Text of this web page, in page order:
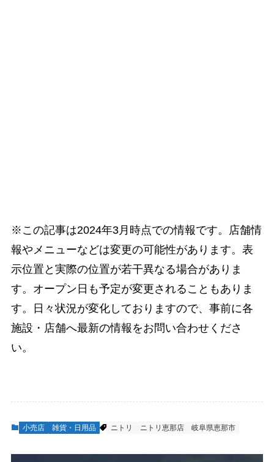
※この記事は2024年3月時点での情報です。店舗情
報やメニューなどは変更の可能性があります。表
示位置と実際の位置が若干異なる場合がありま
す。オープン日も予定が変更されることもありま
す。日々状況が変化しておりますので、事前に各
施設・店舗へ最新の情報をお問い合わせくださ
い。
小売店 雑貨・日用品 ニトリ ニトリ恵那店 岐阜県恵那市